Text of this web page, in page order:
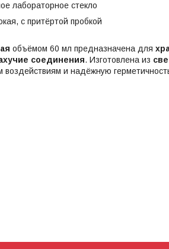
лабораторное стекло
с притёртой пробкой
объёмом 60 мл предназначена для
соединения. Изготовлена из
воздействиям и надёжную